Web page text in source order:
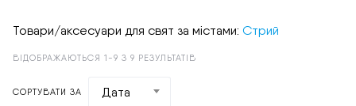
Товари/аксесуари для свят за містами: Стрий
ВІДОБРАЖАЮТЬСЯ 1-9 З 9 РЕЗУЛЬТАТІВ
СОРТУВАТИ ЗА Дата